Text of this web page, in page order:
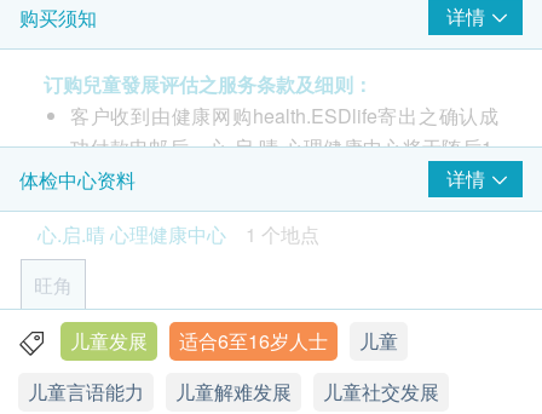
书面报告
Meisgeier Type Indicator for Children) 是一套专为儿
童/青少年测评性格类型而研发的评估工具。理论源自
心理动力大师荣格（Carl Jung）的性格类型分析，经
Myers-Briggs家族半世纪精研改良，然后由Murphy
Meisgeier 以儿童为基础开发的测评。
现在家长可以给予孩子一个机会去明白行为背后的真
意！ MMTIC®的体验能够帮助孩子与他/她的家人学习
及了解孩子的性格类型倾向，并更好地理解孩子是怎
样接收讯息、作决定、与建立关系。
透过类型的觉察能够帮助孩子学习及发挥自己的强
项，并明白在什么情况下需要付出更多能量才能成
功。作为父母或师长，运用孩子的性格类型去帮助孩
子：
购买须知 详情
订购兒童發展评估之服务条款及细则：
客户收到由健康网购health.ESDlife寄出之确认成
功付款电邮后，心.启.晴 心理健康中心将于随后1-
2个工作天办公时间内，致电客户了解及预约评估
服务的时间。客户亦可于办公时间内（星期一至五
中午12时至晚上8时，星期六上午10时至晚上7
(电话: 9321 2002)
客户必须于预约当天出示身份证及打印订购确认信
以确认身份。
此评估服务有效期为一年，客户必须于一年内 (由
体检中心资料
详情
心.启.晴 心理健康中心
1 个地点
旺角
九龙旺角弥敦道608号总统商业大厦7楼705室
显示地图
儿童发展 适合6至16岁人士
儿童
儿童言语能力
儿童解难发展
儿童社交发展